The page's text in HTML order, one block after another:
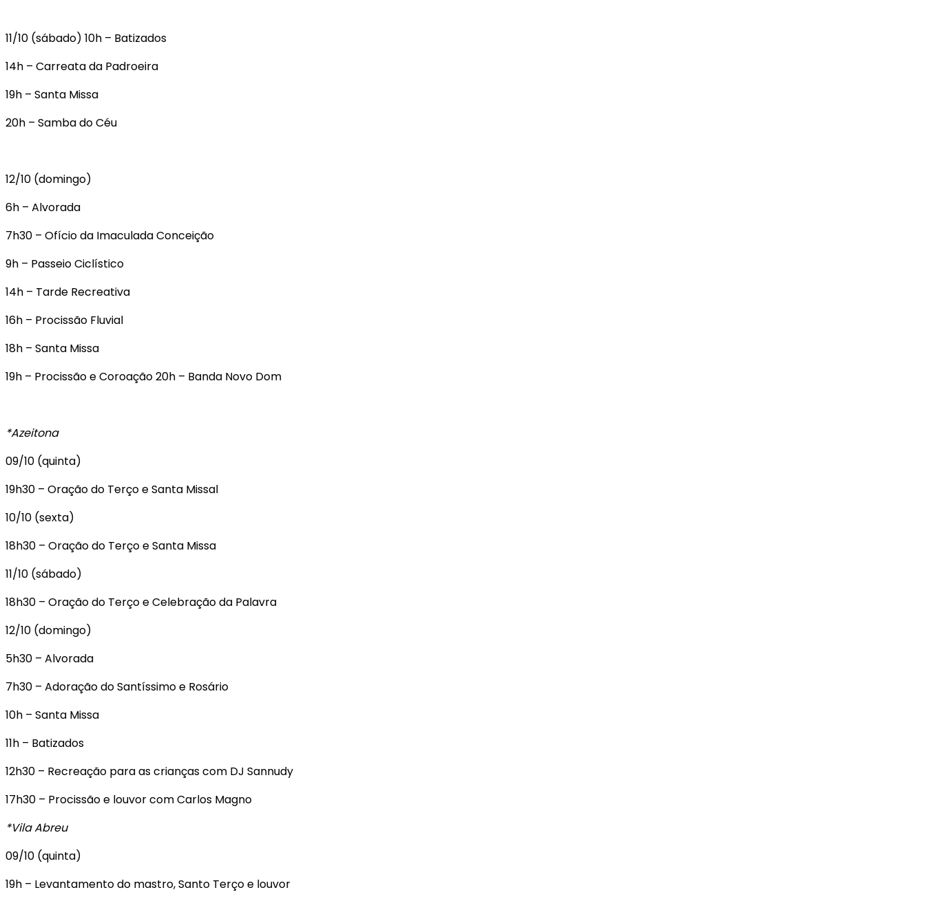
11/10 (sábado) 10h – Batizados
14h – Carreata da Padroeira
19h – Santa Missa
20h – Samba do Céu
12/10 (domingo)
6h – Alvorada
7h30 – Ofício da Imaculada Conceição
9h – Passeio Ciclístico
14h – Tarde Recreativa
16h – Procissão Fluvial
18h – Santa Missa
19h – Procissão e Coroação 20h – Banda Novo Dom
*Azeitona
09/10 (quinta)
19h30 – Oração do Terço e Santa Missal
10/10 (sexta)
18h30 – Oração do Terço e Santa Missa
11/10 (sábado)
18h30 – Oração do Terço e Celebração da Palavra
12/10 (domingo)
5h30 – Alvorada
7h30 – Adoração do Santíssimo e Rosário
10h – Santa Missa
11h – Batizados
12h30 – Recreação para as crianças com DJ Sannudy
17h30 – Procissão e louvor com Carlos Magno
*Vila Abreu
09/10 (quinta)
19h – Levantamento do mastro, Santo Terço e louvor